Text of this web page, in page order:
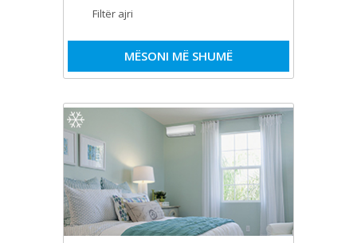
Filtër ajri
MËSONI MË SHUMË